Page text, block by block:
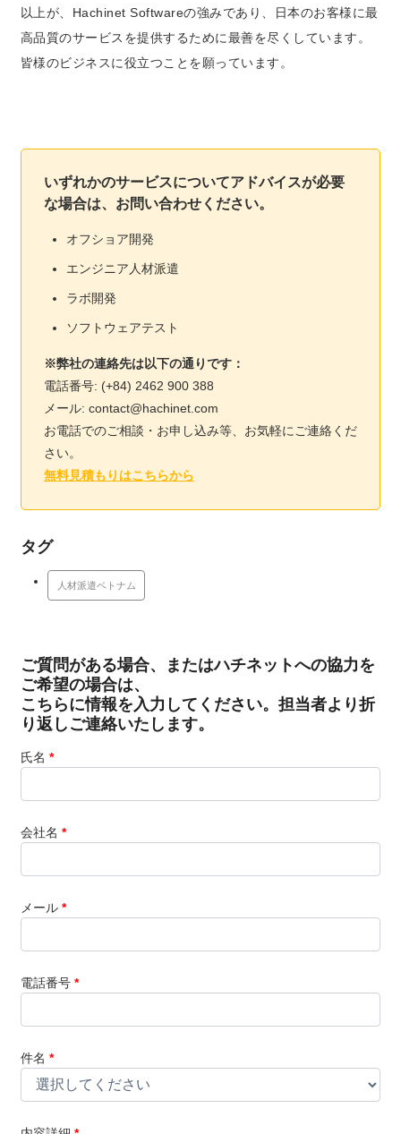
以上が、Hachinet Softwareの強みであり、日本のお客様に最
高品質のサービスを提供するために最善を尽くしています。
皆様のビジネスに役立つことを願っています。
いずれかのサービスについてアドバイスが必要
な場合は、お問い合わせください。
オフショア開発
エンジニア人材派遣
ラボ開発
ソフトウェアテスト
※弊社の連絡先は以下の通りです：
電話番号: (+84) 2462 900 388
メール: contact@hachinet.com
お電話でのご相談・お申し込み等、お気軽にご連絡くだ
さい。
無料見積もりはこちらから
タグ
人材派遣ベトナム
ご質問がある場合、またはハチネットへの協力を
ご希望の場合は、
こちらに情報を入力してください。担当者より折
り返しご連絡いたします。
氏名 *
会社名 *
メール *
電話番号 *
件名 *